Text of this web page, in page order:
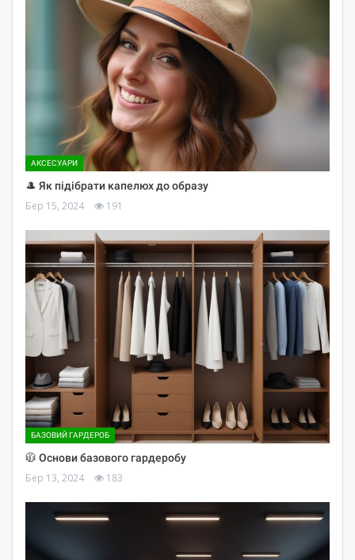
АКСЕСУАРИ
🎩 Як підібрати капелюх до образу
Бер 15, 2024 191
БАЗОВИЙ ГАРДЕРОБ
🧥 Основи базового гардеробу
Бер 13, 2024 183